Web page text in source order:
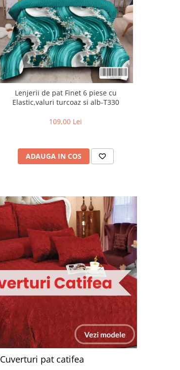
Lenjerii de pat Finet 6 piese cu
Elastic,valuri turcoaz si alb-T330
109,00 Lei
ADAUGA IN COS
Cuverturi pat catifea